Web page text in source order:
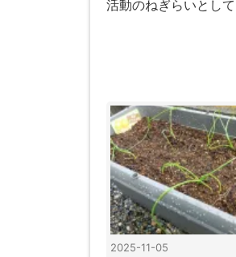
活動のねぎらいとし
2025-11-05